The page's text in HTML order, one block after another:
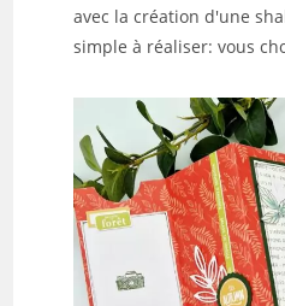
avec la création d'une
simple à réaliser: vous